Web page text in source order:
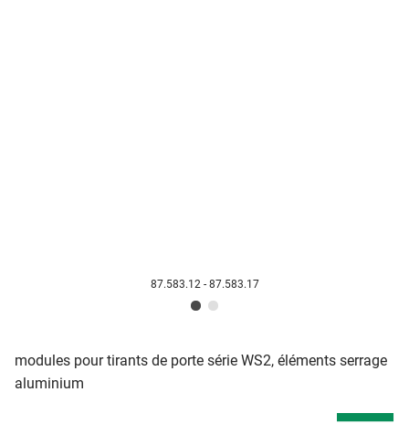
87.583.12 - 87.583.17
modules pour tirants de porte série WS2, éléments serrage
aluminium